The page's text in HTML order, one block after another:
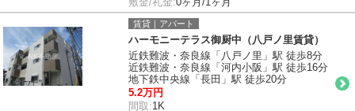
賃貸｜アパート
ハーモニーテラス御厨中（八戸ノ里賃貸）
近鉄難波・奈良線「八戸ノ里」駅 徒歩8分
近鉄難波・奈良線「河内小阪」駅 徒歩16分
地下鉄中央線「長田」駅 徒歩20分
5.2万円
間取:1K